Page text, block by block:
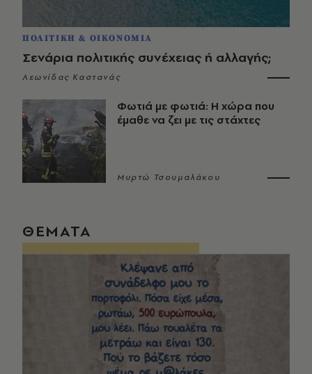
ΠΟΛΙΤΙΚΗ & ΟΙΚΟΝΟΜΙΑ
Σενάρια πολιτικής συνέχειας ή αλλαγής;
Λεωνίδας Καστανάς
Φωτιά με φωτιά: Η χώρα που
έμαθε να ζει με τις στάχτες
Μυρτώ Τσουμαλάκου
ΘΕΜΑΤΑ